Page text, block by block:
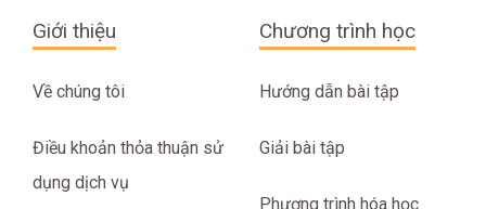
Giới thiệu
Về chúng tôi
Điều khoản thỏa thuận sử
dụng dịch vụ
Chương trình học
Hướng dẫn bài tập
Giải bài tập
Phương trình hóa học